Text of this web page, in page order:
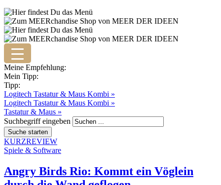
Meine Empfehlung:
Mein Tipp:
Tipp:
Logitech Tastatur & Maus Kombi »
Logitech Tastatur & Maus Kombi »
Tastatur & Maus »
Suchbegriff eingeben
KURZREVIEW
Spiele & Software
Angry Birds Rio: Kommt ein Vöglein